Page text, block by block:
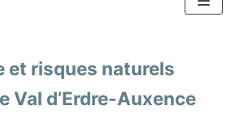
et risques naturels
Val d’Erdre-Auxence